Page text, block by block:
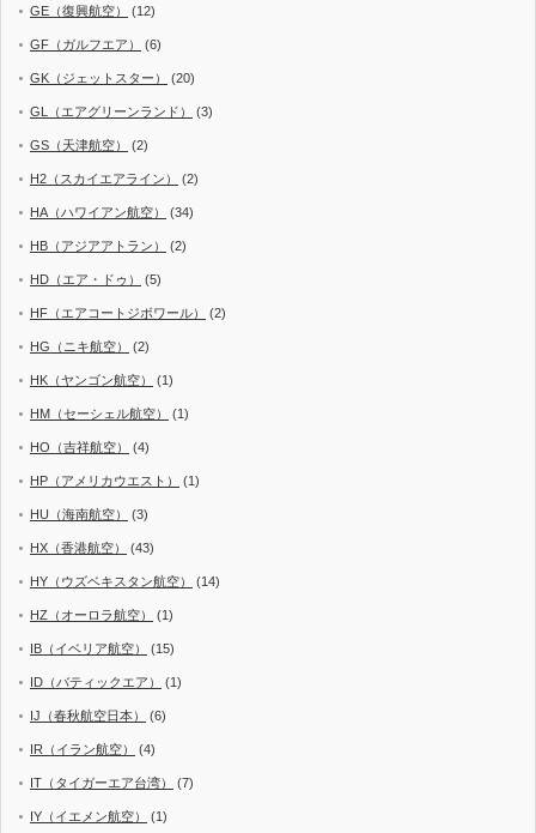
GE（復興航空） (12)
GF（ガルフエア） (6)
GK（ジェットスター） (20)
GL（エアグリーンランド） (3)
GS（天津航空） (2)
H2（スカイエアライン） (2)
HA（ハワイアン航空） (34)
HB（アジアアトラン） (2)
HD（エア・ドゥ） (5)
HF（エアコートジボワール） (2)
HG（ニキ航空） (2)
HK（ヤンゴン航空） (1)
HM（セーシェル航空） (1)
HO（吉祥航空） (4)
HP（アメリカウエスト） (1)
HU（海南航空） (3)
HX（香港航空） (43)
HY（ウズベキスタン航空） (14)
HZ（オーロラ航空） (1)
IB（イベリア航空） (15)
ID（バティックエア） (1)
IJ（春秋航空日本） (6)
IR（イラン航空） (4)
IT（タイガーエア台湾） (7)
IY（イエメン航空） (1)